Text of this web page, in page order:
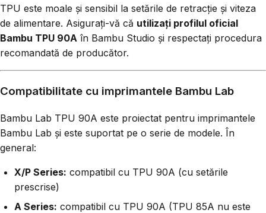
TPU este moale și sensibil la setările de retracție și viteza
de alimentare. Asigurați-vă că utilizați profilul oficial
Bambu TPU 90A în Bambu Studio și respectați procedura
recomandată de producător.
Compatibilitate cu imprimantele Bambu Lab
Bambu Lab TPU 90A este proiectat pentru imprimantele
Bambu Lab și este suportat pe o serie de modele. În
general:
X/P Series: compatibil cu TPU 90A (cu setările
prescrise)
A Series: compatibil cu TPU 90A (TPU 85A nu este